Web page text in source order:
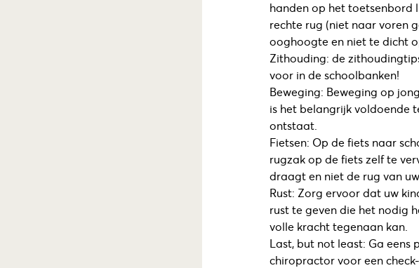
handen op het toetsenbord
rechte rug (niet naar voren
ooghoogte en niet te dicht
Zithouding: de
voor in de schoolbanken!
Beweging: Beweging op
is het belangrijk voldoende
ontstaat.
Fietsen: Op de fiets naar
rugzak op de fiets zelf te
draagt en niet de rug van
Rust: Zorg ervoor dat uw
rust te geven die het nodig
volle kracht tegenaan kan.
Last, but not least: Ga eens
chiropractor voor een